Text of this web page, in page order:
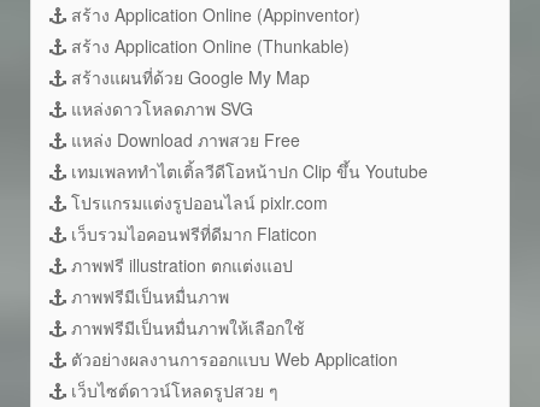
สร้าง Application Online (Appinventor)
สร้าง Application Online (Thunkable)
สร้างแผนที่ด้วย Google My Map
แหล่งดาวโหลดภาพ SVG
แหล่ง Download ภาพสวย Free
เทมเพลททำไตเติ้ลวีดีโอหน้าปก Clip ขึ้น Youtube
โปรแกรมแต่งรูปออนไลน์ pixlr.com
เว็บรวมไอคอนฟรีที่ดีมาก Flaticon
ภาพฟรี illustration ตกแต่งแอป
ภาพฟรีมีเป็นหมื่นภาพ
ภาพฟรีมีเป็นหมื่นภาพให้เลือกใช้
ตัวอย่างผลงานการออกแบบ Web Application
เว็บไซต์ดาวน์โหลดรูปสวย ๆ